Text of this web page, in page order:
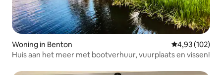
Woning in Benton Gemiddelde
4,93 (102)
Huis aan het meer met bootverhuur, vuurplaats en vissen!